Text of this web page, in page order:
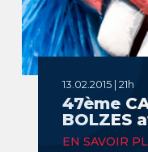
13.02.2015 | 21h
47ème
BOLZES
EN SAVOIR